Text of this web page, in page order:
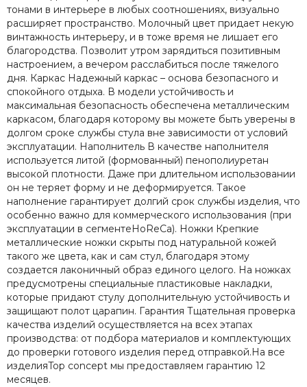
тонами в интерьере в любых соотношениях, визуально
расширяет пространство. Молочный цвет придает некую
винтажность интерьеру, и в тоже время не лишает его
благородства. Позволит утром зарядиться позитивным
настроением, а вечером расслабиться после тяжелого
дня. Каркас Надежный каркас – основа безопасного и
спокойного отдыха. В модели устойчивость и
максимальная безопасность обеспечена металлическим
каркасом, благодаря которому вы можете быть уверены в
долгом сроке службы стула вне зависимости от условий
эксплуатации. Наполнитель В качестве наполнителя
используется литой (формованный) пенополиуретан
высокой плотности. Даже при длительном использовании
он не теряет форму и не деформируется. Такое
наполнение гарантирует долгий срок службы изделия, что
особенно важно для коммерческого использования (при
эксплуатации в сегментеHоReCa). Ножки Крепкие
металлические ножки скрыты под натуральной кожей
такого же цвета, как и сам стул, благодаря этому
создается лаконичный образ единого целого. На ножках
предусмотрены специальные пластиковые накладки,
которые придают стулу дополнительную устойчивость и
защищают полот царапин. Гарантия Тщательная проверка
качества изделий осуществляется на всех этапах
производства: от подбора материалов и комплектующих
до проверки готового изделия перед отправкой.На все
изделияTop concept мы предоставляем гарантию 12
месяцев.